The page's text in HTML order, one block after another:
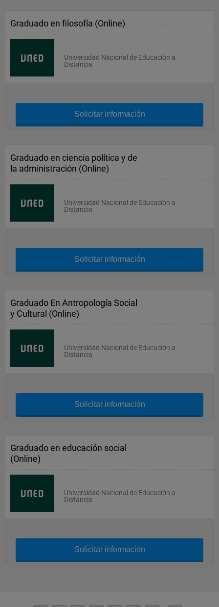
Graduado en filosofía (Online)
Universidad Nacional de Educación a
Distancia
Solicitar información
Graduado en ciencia política y de
la administración (Online)
Universidad Nacional de Educación a
Distancia
Solicitar información
Graduado En Antropología Social
y Cultural (Online)
Universidad Nacional de Educación a
Distancia
Solicitar información
Graduado en educación social
(Online)
Universidad Nacional de Educación a
Distancia
Solicitar información